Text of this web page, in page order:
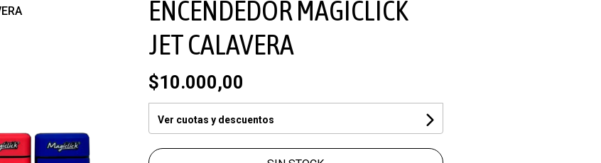
ENCENDEDOR MAGICLICK
JET CALAVERA
$10.000,00
Ver cuotas y descuentos